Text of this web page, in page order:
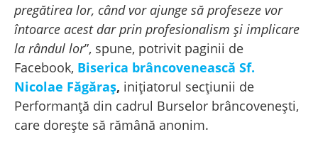
pregătirea lor, când vor ajunge să profeseze vor
întoarce acest dar prin profesionalism și implicare
la rândul lor”, spune, potrivit paginii de
Facebook, Biserica brâncovenească Sf.
Nicolae Făgăraș, inițiatorul secțiunii de
Performanță din cadrul Burselor brâncovenești,
care dorește să rămână anonim.